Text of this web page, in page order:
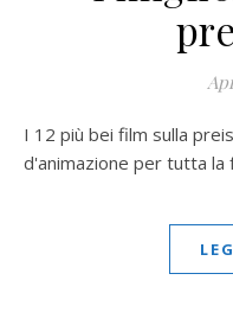
I 12 più bei film sulla preistoria, tra avventura, comicità, film
d'animazione per tutta la